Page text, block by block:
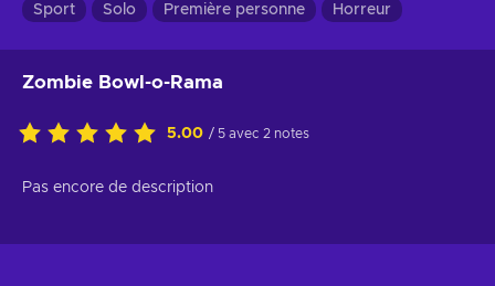
Sport Solo Première personne Horreur
Zombie Bowl-o-Rama
5.00 / 5 avec 2 notes
Pas encore de description